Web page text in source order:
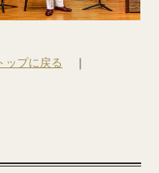
ップに戻る ｜